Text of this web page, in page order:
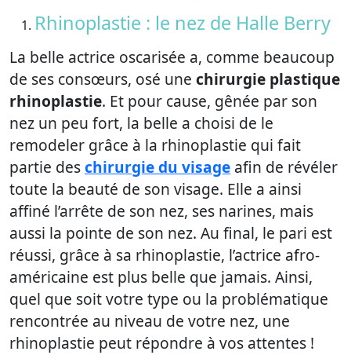
Rhinoplastie : le nez de Halle Berry
La belle actrice oscarisée a, comme beaucoup
de ses consœurs, osé une chirurgie plastique
rhinoplastie. Et pour cause, gênée par son
nez un peu fort, la belle a choisi de le
remodeler grâce à la rhinoplastie qui fait
partie deschirurgie du visage afin de révéler
toute la beauté de son visage. Elle a ainsi
affiné l’arrête de son nez, ses narines, mais
aussi la pointe de son nez. Au final, le pari est
réussi, grâce à sa rhinoplastie, l’actrice afro-
américaine est plus belle que jamais. Ainsi,
quel que soit votre type ou la problématique
rencontrée au niveau de votre nez, une
rhinoplastie peut répondre à vos attentes !